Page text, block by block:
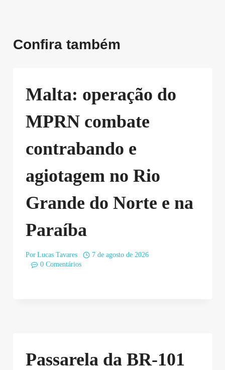
Confira também
Malta: operação do
MPRN combate
contrabando e
agiotagem no Rio
Grande do Norte e na
Paraíba
Por Lucas Tavares
7 de agosto de 2026
0 Comentários
Passarela da BR-101